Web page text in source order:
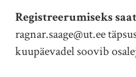
Registreerumiseks
ragnar.saage@ut.ee
kuupäevadel soovib